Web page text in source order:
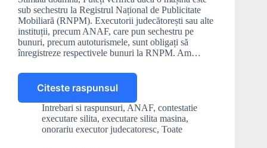
sub sechestru la Registrul Național de Publicitate
Mobiliară (RNPM). Executorii judecătorești sau alte
instituții, precum ANAF, care pun sechestru pe
bunuri, precum autoturismele, sunt obligați să
înregistreze respectivele bunuri la RNPM. Am…
Citeste raspunsul
Cum
pot
verifica
dacă
Intrebari si raspunsuri, ANAF, contestatie
executare silita, executare silita masina,
onorariu executor judecatoresc, Toate